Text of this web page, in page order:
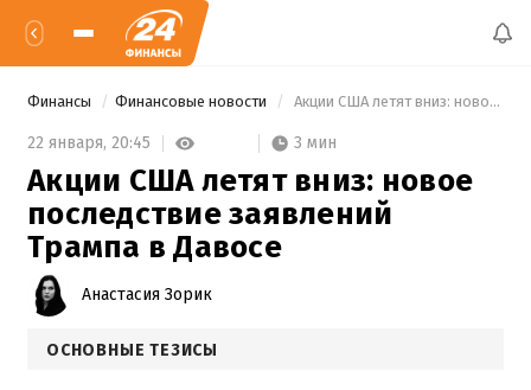
Финансы Финансовые новости Акции США летят вниз: новое последствие заявлений Трампа в Давосе
22 января, 20:45 3 мин
Акции США летят вниз: новое
последствие заявлений
Трампа в Давосе
Анастасия Зорик
ОСНОВНЫЕ ТЕЗИСЫ